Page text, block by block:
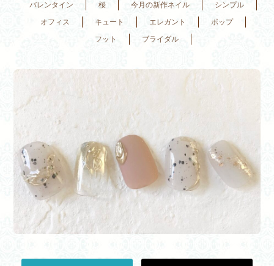
バレンタイン
桜 今月の新作ネイル
シンプル
オフィス
キュート エレガント
ポップ
フット
ブライダル